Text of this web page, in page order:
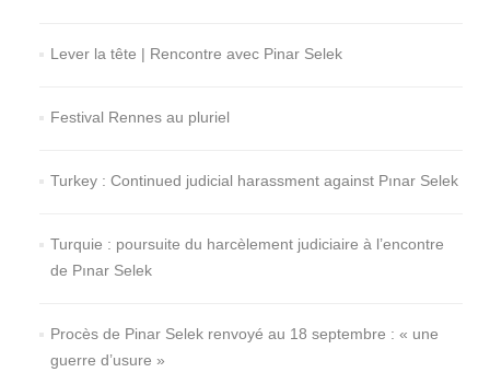
Lever la tête | Rencontre avec Pinar Selek
Festival Rennes au pluriel
Turkey : Continued judicial harassment against Pınar Selek
Turquie : poursuite du harcèlement judiciaire à l’encontre
de Pınar Selek
Procès de Pinar Selek renvoyé au 18 septembre : « une
guerre d’usure »